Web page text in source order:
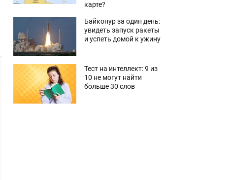
карте?
Байконур за один день:
увидеть запуск ракеты
и успеть домой к ужину
Тест на интеллект: 9 из
10 не могут найти
больше 30 слов